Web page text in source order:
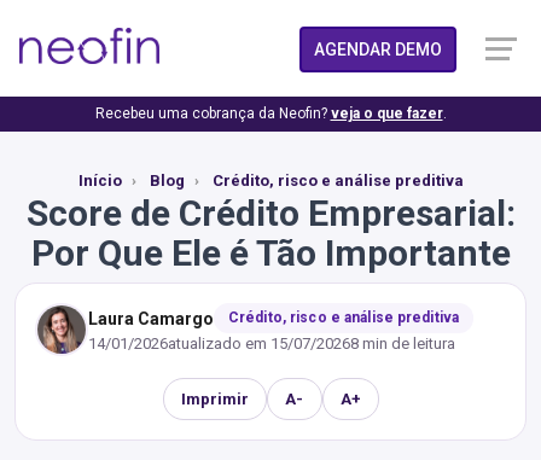
AGENDAR DEMO
Recebeu uma cobrança da Neofin? veja o que fazer.
Início Blog Crédito, risco e análise preditiva
Score de Crédito Empresarial:
Por Que Ele é Tão Importante
Laura Camargo Crédito, risco e análise preditiva
14/01/2026atualizado em 15/07/20268 min de leitura
Imprimir A- A+